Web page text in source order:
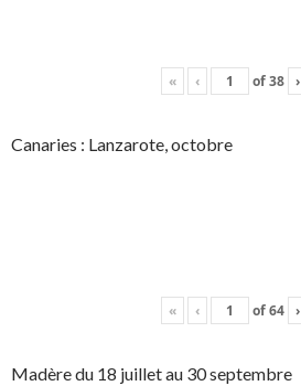
« ‹ of38 ›
Canaries : Lanzarote, octobre
« ‹ of64 ›
Madère du 18 juillet au 30 septembre